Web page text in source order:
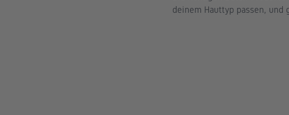
deinem Hauttyp passen, und